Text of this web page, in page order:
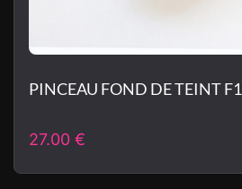
PINCEAU FOND DE TEINT F1
27.00 €